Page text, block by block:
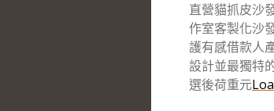
直營貓抓皮沙
作室客製化沙
護有感借款人
設計並最獨特
選後荷重元